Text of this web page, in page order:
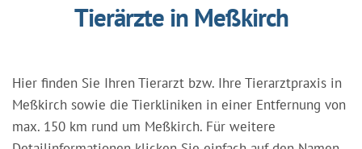
Tierärzte in Meßkirch
Hier finden Sie Ihren Tierarzt bzw. Ihre Tierarztpraxis in
Meßkirch sowie die Tierkliniken in einer Entfernung von
max. 150 km rund um Meßkirch. Für weitere